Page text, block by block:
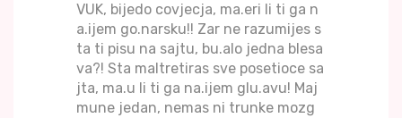
VUK, bijedo covjecja, ma.eri li ti ga n
a.ijem go.narsku!! Zar ne razumijes s
ta ti pisu na sajtu, bu.alo jedna blesa
va?! Sta maltretiras sve posetioce sa
jta, ma.u li ti ga na.ijem glu.avu! Maj
mune jedan, nemas ni trunke mozg